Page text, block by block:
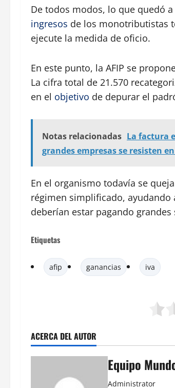
De todos modos, lo que quedó
ingresos de los monotributistas
ejecute la medida de oficio.
En este punto, la AFIP se
La cifra total de 21.570
en el objetivo de depurar el
Notas relacionadas La factura
grandes empresas se resisten
En el organismo todavía se
régimen simplificado,
deberían estar pagando grandes
Etiquetas
afip ganancias iva
ACERCA DEL AUTOR
Equipo
Administrator